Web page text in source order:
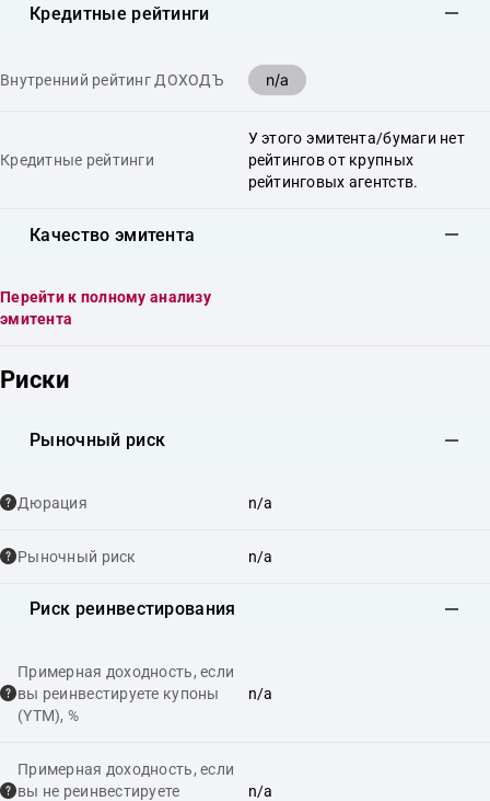
Кредитные рейтинги
Внутренний рейтинг ДОХОДЪ n/a
Кредитные рейтинги
У этого эмитента/бумаги нет
рейтингов от крупных
рейтинговых агентств.
Качество эмитента
Перейти к полному анализу
эмитента
Риски
Рыночный риск
Дюрация n/a
Рыночный риск n/a
Риск реинвестирования
Примерная доходность, если
вы реинвестируете купоны
(YTM), %
n/a
Примерная доходность, если
вы не реинвестируете
n/a